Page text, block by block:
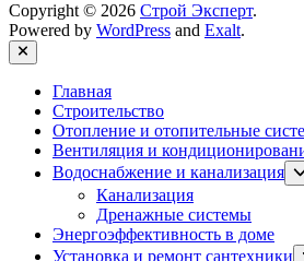
Copyright © 2026 Строй Эксперт.
Powered by WordPress and Exalt.
Close
Главная
Строительство
Отопление и отопительные
Вентиляция и
Водоснабжение и канализация
Канализация
Дренажные системы
Энергоэффективность в доме
Установка и ремонт сантехники